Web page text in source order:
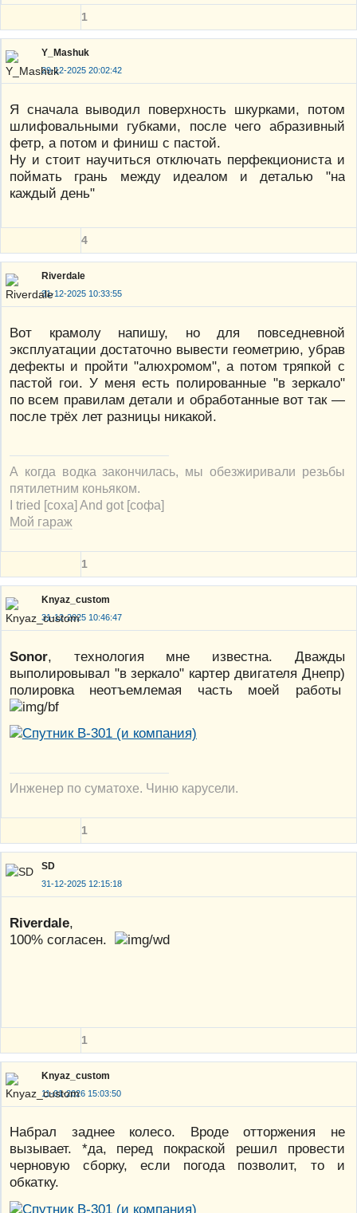
1
Y_Mashuk
29-12-2025 20:02:42
Я сначала выводил поверхность шкурками, потом
шлифовальными губками, после чего абразивный
фетр, а потом и финиш с пастой.
Ну и стоит научиться отключать перфекциониста и
поймать грань между идеалом и деталью "на
каждый день"
4
Riverdale
31-12-2025 10:33:55
Вот крамолу напишу, но для повседневной
эксплуатации достаточно вывести геометрию, убрав
дефекты и пройти "алюхромом", а потом тряпкой с
пастой гои. У меня есть полированные "в зеркало"
по всем правилам детали и обработанные вот так —
после трёх лет разницы никакой.
А когда водка закончилась, мы обезжиривали резьбы
пятилетним коньяком.
I tried [соха] And got [софа]
Мой гараж
1
Knyaz_custom
31-12-2025 10:46:47
Sonor, технология мне известна. Дважды
выполировывал "в зеркало" картер двигателя Днепр)
полировка неотъемлемая часть моей работы
Инженер по суматохе. Чиню карусели.
1
SD
31-12-2025 12:15:18
Riverdale,
100% согласен.
1
Knyaz_custom
11-01-2026 15:03:50
Набрал заднее колесо. Вроде отторжения не
вызывает. *да, перед покраской решил провести
черновую сборку, если погода позволит, то и
обкатку.